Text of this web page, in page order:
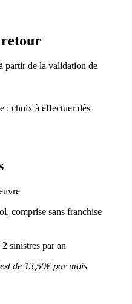
partir de la validation de
: choix à effectuer dès
comprise sans franchise
sinistres par an
de 13,50€ par mois